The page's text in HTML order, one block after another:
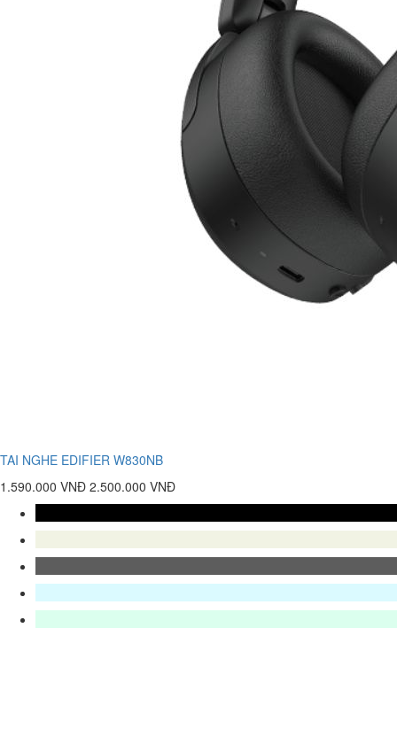
TAI NGHE EDIFIER W830NB
1.590.000 VNĐ 2.500.000 VNĐ